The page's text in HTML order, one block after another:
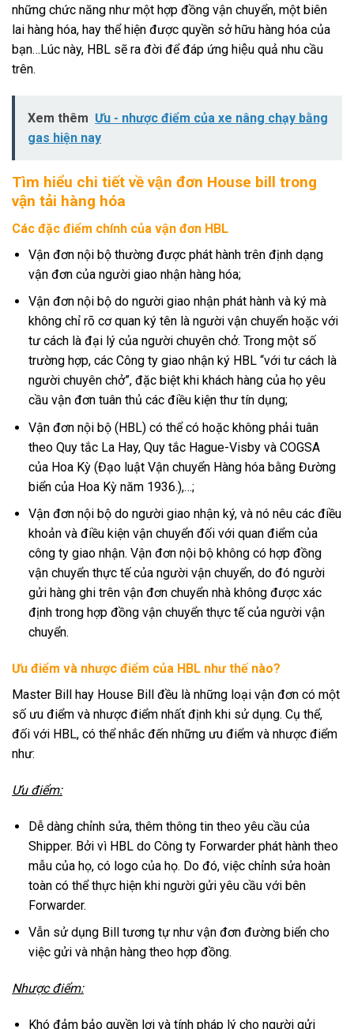
những chức năng như một hợp đồng vận chuyển, một biên
lai hàng hóa, hay thể hiện được quyền sở hữu hàng hóa của
bạn…Lúc này, HBL sẽ ra đời để đáp ứng hiệu quả nhu cầu
trên.
Xem thêm Ưu - nhược điểm của xe nâng chạy bằng
gas hiện nay
Tìm hiểu chi tiết về vận đơn House bill trong
vận tải hàng hóa
Các đặc điểm chính của vận đơn HBL
Vận đơn nội bộ thường được phát hành trên định dạng
vận đơn của người giao nhận hàng hóa;
Vận đơn nội bộ do người giao nhận phát hành và ký mà
không chỉ rõ cơ quan ký tên là người vận chuyển hoặc với
tư cách là đại lý của người chuyên chở. Trong một số
trường hợp, các Công ty giao nhận ký HBL “với tư cách là
người chuyên chở”, đặc biệt khi khách hàng của họ yêu
cầu vận đơn tuân thủ các điều kiện thư tín dụng;
Vận đơn nội bộ (HBL) có thể có hoặc không phải tuân
theo Quy tắc La Hay, Quy tắc Hague-Visby và COGSA
của Hoa Kỳ (Đạo luật Vận chuyển Hàng hóa bằng Đường
biển của Hoa Kỳ năm 1936.),…;
Vận đơn nội bộ do người giao nhận ký, và nó nêu các điều
khoản và điều kiện vận chuyển đối với quan điểm của
công ty giao nhận. Vận đơn nội bộ không có hợp đồng
vận chuyển thực tế của người vận chuyển, do đó người
gửi hàng ghi trên vận đơn chuyển nhà không được xác
định trong hợp đồng vận chuyển thực tế của người vận
chuyển.
Ưu điểm và nhược điểm của HBL như thế nào?
Master Bill hay House Bill đều là những loại vận đơn có một
số ưu điểm và nhược điểm nhất định khi sử dụng. Cụ thể,
đối với HBL, có thể nhắc đến những ưu điểm và nhược điểm
như:
Ưu điểm:
Dễ dàng chỉnh sửa, thêm thông tin theo yêu cầu của
Shipper. Bởi vì HBL do Công ty Forwarder phát hành theo
mẫu của họ, có logo của họ. Do đó, việc chỉnh sửa hoàn
toàn có thể thực hiện khi người gửi yêu cầu với bên
Forwarder.
Vẫn sử dụng Bill tương tự như vận đơn đường biển cho
việc gửi và nhận hàng theo hợp đồng.
Nhược điểm:
Khó đảm bảo quyền lợi và tính pháp lý cho người gửi